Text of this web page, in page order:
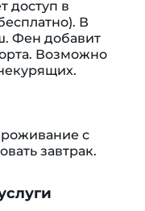
доступ в
В
Фен добавит
Возможно
с
завтрак.